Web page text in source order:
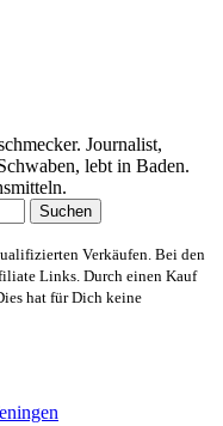
Journalist,
lebt in Baden.
Verkäufen. Bei den
Links. Durch einen Kauf
hat für Dich keine